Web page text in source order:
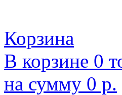
Корзина
В корзине 0
на сумму 0 р.